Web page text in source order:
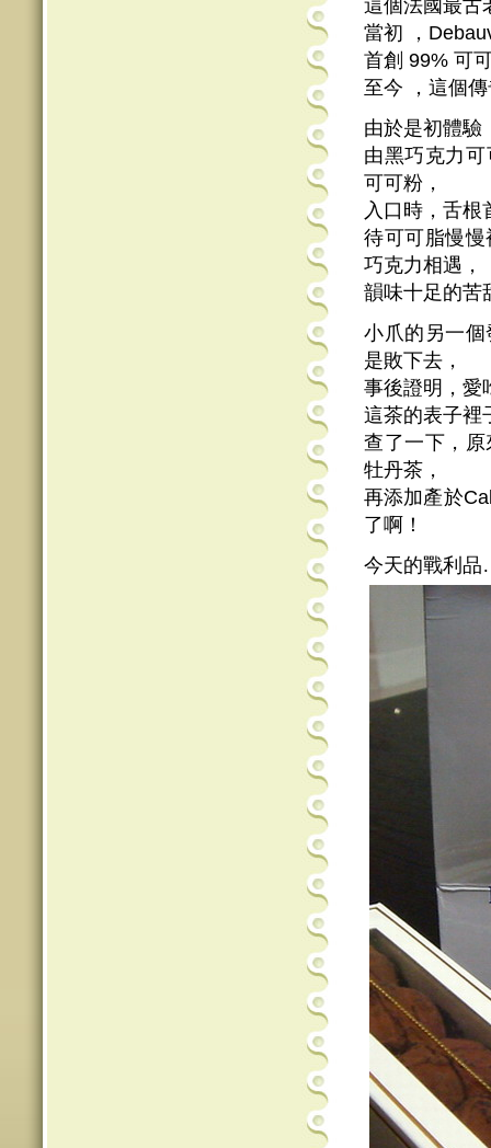
這個法國最古
當初 ，
首創 99% 可
至今 ，這個
由於是初體驗
由黑巧克力
可可粉，
入口時，舌根
待可可脂慢
巧克力相遇，
韻味十足的
小爪的另一
是敗下去，
事後證明，愛
這茶的表子裡
查了一下，
牡丹茶，
再添加產於
了啊！
今天的戰利